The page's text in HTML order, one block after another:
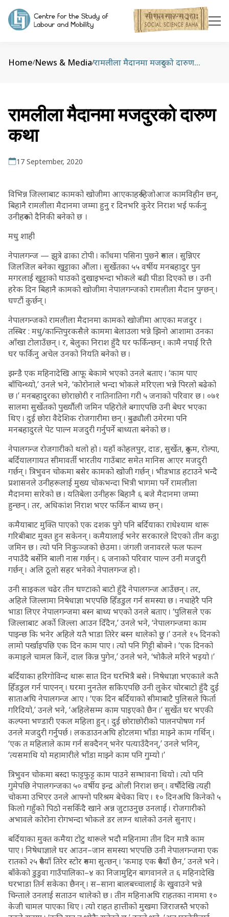
Home/News & Media/ रामलीला मैदानमा मजदुरको दारुण कथा
रामलीला मैदानमा मजदुरको दारुण
कथा
17 September, 2020
विभिन्न जिल्लाबाट कामको खोजीमा आएकाहरु हिजोआज कामविहीन छन्,
बिहानै रामलीला मैदानमा जम्मा हुनु र दिनभरि कुरेर निराश भई फर्कनु
उनीहरुको दैनिकी बनेको छ ।
मधु शाही
नेपालगन्ज — झुत्रे ढाका टोपी । काँधमा पसिना पुछ्ने रुमाल । सुन्निएर
जिलजिल बनेका खुट्टाका औंला । सुर्खेतका ५५ वर्षीय मनबहादुर पुन
मगरलाई खुट्टाको घाउको दुखाइभन्दा भोकले बढी पीडा दिएको छ । उनी
हरेक दिन बिहानै कामको खोजीमा नेपालगन्जको रामलीला मैदान पुग्छन् ।
घण्टौं कुर्छन् ।
नेपालगन्जको रामलीला मैदानमा कामको खोजीमा आएका मजदुर ।
तस्बिर : मधु/कान्तिपुरकसैले काममा बेलाउला भन्ने झिनो आशामा उनका
आँखा टोलाउँछन् । र, बेलुका निराश हुँदै घर फर्किन्छन् । कामै नपाई रित्तै
घर फर्किनु अचेल उनको नियति बनेको छ ।
झन्डै एक महिनादेखि आफू बेकामे भएको उनले बताए । ‘काम पाए
बाँचिन्थ्यो,’ उनले भने, ‘कोरोनाले भन्दा भोकले मरिएला भन्ने पिरलो बढेको
छ ।’ मनबहादुरका छोराछोरी र नातिनातिना गरी ५ जनाको परिवार छ । ०७१
सालमा सुर्खेतको पुर्ख्यौली जमिन पहिरोले बगाएपछि उनी बेघर भएका
थिए । दुई छोरा वैदेशिक रोजगारीमा छन् । बुढ्यौली उमेरमा पनि
मनबहादुरले पेट पाल्न मजदुरी गर्नुपर्ने बाध्यता बनेको छ ।
नेपालगन्ज रोजगारीको थलो हो । यहाँ कोहलपुर, दाङ, सुर्खेत, रुकुम, रोल्पा,
बर्दियालगायत सीमावर्ती भारतीय गाउँबाट समेत मानिस आएर मजदुरी
गर्छन् । त्रिभुवन चोकमा बसेर कामको खोजी गर्छन् । भीडभाड हटाउने भन्दै
प्रशासनले उनीहरूलाई मुख्य चोकभन्दा भित्री भागमा पर्ने रामलीला
मैदानमा सारेको छ । यतिबेला उनीहरू बिहानै ६ बजे मैदानमा जम्मा
हुन्छन् । तर, अधिकांश निराश भएर फर्किन बाध्य छन् ।
कमैयाबाट मुक्ति पाएको एक दशक पुगे पनि बर्दियाका राधेश्याम थारू
गरिबीबाट मुक्त हुन सकेनन् । कमैयालाई भनेर सरकारले दिएको तीन कट्ठा
जमिन छ । त्यो पनि निकुञ्जको छेउमा । जंगली जनावरले फल फल्न
नपाउँदै बर्सेनि बाली नास गर्छन् । ६ जनाको परिवार पाल्न उनी मजदुरी
गर्छन् । अलि ठूलो सहर भनेको नेपालगन्ज हो ।
उनी साइकल चढेर तीन घण्टाको बाटो हुँदै नेपालगन्ज आउँछन् । तर,
अहिले जिल्लामा निषेधाज्ञा भएपछि हिँडडुल गर्न समस्या छ । नचाहेरै पनि
भाडा लिएर नेपालगन्जमा बस्न बाध्य भएको उनले बताए । ‘पुलिसले एक
जिल्लाबाट अर्को जिल्ला आउन दिँदैन,’ उनले भने, ‘नेपालगन्जमा काम
पाइन्छ कि भनेर अहिले यतै भाडा तिरेर बस्न थालेको छु ।’ उनले १५ दिनको
लामो पर्खाइपछि एक दिन काम पाए । त्यो पनि गिट्टी बोक्ने । ‘एक दिनको
कमाइले चामल किनें, दाल किन्न पुगेन,’ उनले भने, ‘भोकैले मरिने भइयो ।’
बर्दियाका हरिगोविन्द थारू सात दिन घरभित्रै बसे । निषेधाज्ञा भएकाले कतै
हिँडडुल गर्न पाएनन् । घरमा नुनतेल सकिएपछि उनी लुकेर चोरबाटो हुँदै दुई
साताअघि नेपालगन्ज आए । ‘एक दिन बर्दियाको सीमाबाटै पुलिसले फिर्ता
गरिदियो,’ उनले भने, ‘अहिलेसम्म काम पाइएको छैन ।’ सुर्खेत घर भएकी
कल्पना भण्डारी एकल महिला हुन् । दुई छोराछोरीको पालनपोषण गर्न
उनले मजदुरी गर्नुपर्छ । लकडाउनअघि होटलमा भाँडा माझ्ने काम गर्थिन् ।
‘एक त महिलाले काम गर्न सक्दैनन् भनेर पत्याउँदैनन्,’ उनले भनिन्,
‘त्यसमाथि यो महामारीले भाँडा माझ्ने काम पनि गुम्यो ।’
त्रिभुवन चोकमा बस्दा फाट्टफुट्ट काम पाउने सम्भावना थियो । त्यो पनि
गुमेपछि नेपालगन्जका ५० वर्षीय इन्द्र ओली निराश छन् । वर्षौंदेखि त्यही
चोकमा उभिएर उनले आफ्नो परिश्रम बेचेका थिए । १० दिनअघि किनेको ५
किलो गहुँको पिठो नसकिँदै खाने अन्न जुटाउनुछ उनलाई । रोजगारीको
अभावले कोरोना रोगभन्दा भोकले डर लाग्न थालेको उनले सुनाए ।
बर्दियाका मुक्त कमैया टोटु थारूले भदौ महिनामा तीन दिन मात्रै काम
पाए । निषेधाज्ञाले घर आउन–जान समस्या भएपछि उनी नेपालगन्जमा एक
रातको २५ रुपैयाँ तिरेर स्टोर रुममा सुत्छन् । ‘कमाइ एक रुपैयाँ छैन,’ उनले भने ।
बाँकेको डुडुवा गाउँपालिका–४ का निजामुद्दिन बागवानले त ६ महिनादेखि
घरभाडा तिर्न सकेका छैनन् । स–साना बालबच्चालाई के खुवाउने भन्ने
चिन्ताले उनलाई सताउन थालेको छ । तीन महिनाअघि राहतका नाममा १०
केजी चामल पाएका थिए । त्यो राहत हात्तीको मुखमा जिराजस्तै भएको